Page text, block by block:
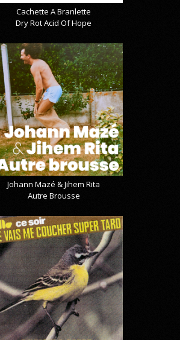
Cachette A Branlette
Dry Rot Acid Of Hope
Johann Mazé & Jihem Rita
Autre Brousse